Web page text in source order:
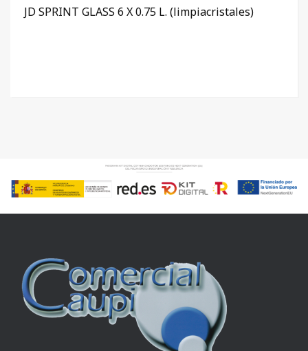
JD SPRINT GLASS 6 X 0.75 L. (limpiacristales)